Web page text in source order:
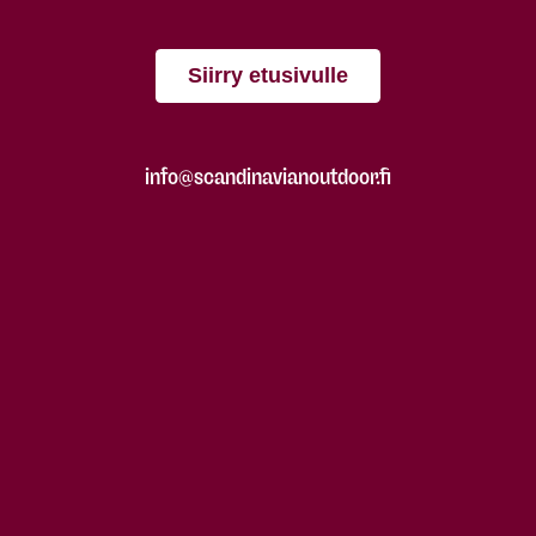
Siirry etusivulle
info@scandinavianoutdoor.fi